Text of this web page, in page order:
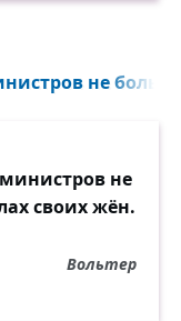
не
не
своих жён.
Вольтер